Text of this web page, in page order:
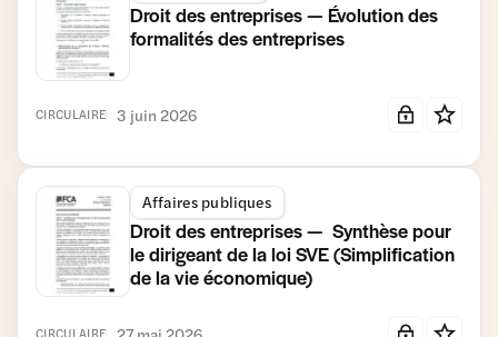
Droit des entreprises — Évolution des
formalités des entreprises
CIRCULAIRE 3 juin 2026
Affaires publiques
Droit des entreprises — Synthèse pour
le dirigeant de la loi SVE (Simplification
de la vie économique)
CIRCULAIRE